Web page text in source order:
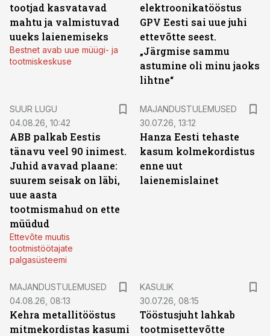
tootjad kasvatavad
mahtu ja valmistuvad
uueks laienemiseks
Bestnet avab uue müügi- ja
tootmiskeskuse
elektroonikatööstus
GPV Eesti sai uue juhi
ettevõtte seest.
„Järgmise sammu
astumine oli minu jaoks
lihtne“
SUUR LUGU
04.08.26, 10:42
ABB palkab Eestis
tänavu veel 90 inimest.
Juhid avavad plaane:
suurem seisak on läbi,
uue aasta
tootmismahud on ette
müüdud
Ettevõte muutis
tootmistöötajate
palgasüsteemi
MAJANDUSTULEMUSED
30.07.26, 13:12
Hanza Eesti tehaste
kasum kolmekordistus
enne uut
laienemislainet
MAJANDUSTULEMUSED
04.08.26, 08:13
Kehra metallitööstus
mitmekordistas kasumi
KASULIK
30.07.26, 08:15
Tööstusjuht lahkab
tootmisettevõtte